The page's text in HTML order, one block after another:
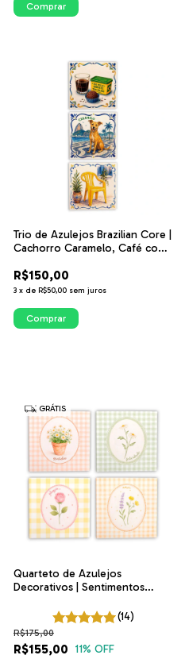
Comprar
Trio de Azulejos Brazilian Core |
Cachorro Caramelo, Café com
Decoração Brasileira | ITsLEJO
R$150,00
3 x de R$50,00 sem juros
Comprar
GRÁTIS
Quarteto de Azulejos
Decorativos | Sentimentos
(14)
R$155,00
R$175,00
11% OFF